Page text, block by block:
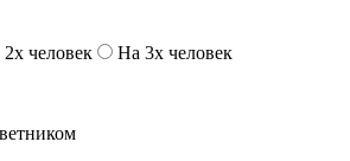
человек
На 3х человек